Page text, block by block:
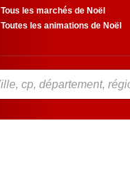
Tous les marchés de Noël
Toutes les animations de Noël